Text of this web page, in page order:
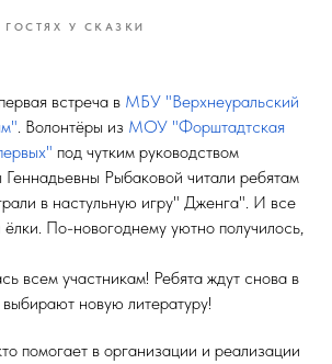
ГОСТЯХ У СКАЗКИ
встреча в МБУ "Верхнеуральский
. Волонтёры из МОУ "Форштадтская
под чутким руководством
Рыбаковой читали ребятам
в настульную игру" Дженга". И все
ёлки. По-новогоднему уютно получилось,
всем участникам! Ребята ждут снова в
новую литературу!
помогает в организации и реализации